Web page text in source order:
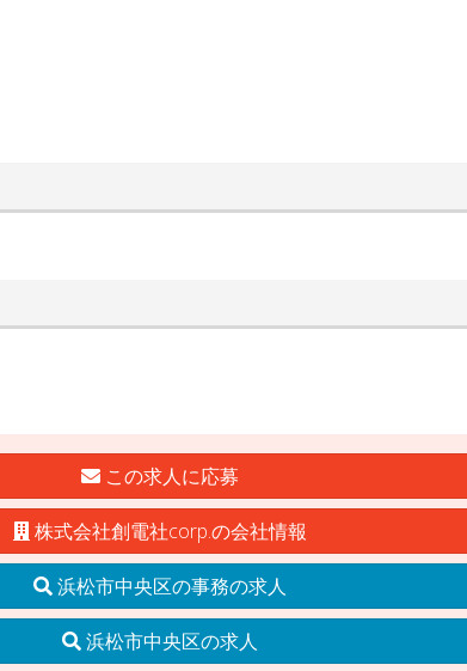
この求人に応募
株式会社創電社corp.の会社情報
浜松市中央区の事務の求人
浜松市中央区の求人